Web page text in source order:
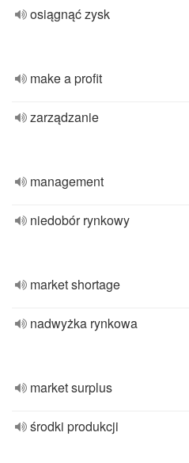
osiągnąć zysk
make a profit
zarządzanie
management
niedobór rynkowy
market shortage
nadwyżka rynkowa
market surplus
środki produkcji